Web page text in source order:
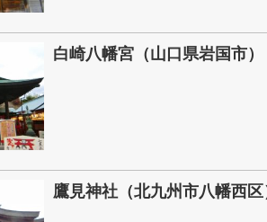
白崎八幡宮（山口県岩国市）
鷹見神社（北九州市八幡西区